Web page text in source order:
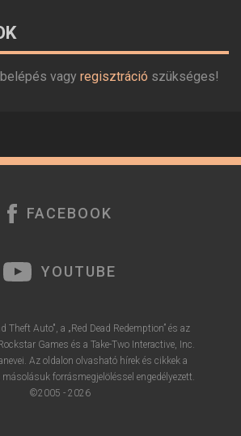
vagy regisztráció szükséges!
FACEBOOK
YOUTUBE
Theft Auto", a „Red Dead Redemption” és az
Games és a Take-Two Interactive, Inc.
Az oldalon olvasható hírek és cikkek a
forrásmegjelöléssel engedélyezett.
©2005 - 2026